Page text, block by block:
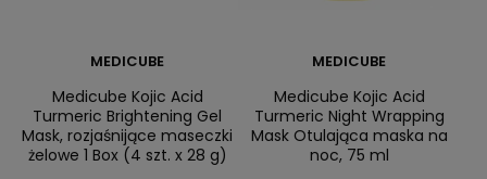
MEDICUBE
Medicube Kojic Acid
Turmeric Brightening Gel
Mask, rozjaśnijące maseczki
żelowe 1 Box (4 szt. x 28 g)
MEDICUBE
Medicube Kojic Acid
Turmeric Night Wrapping
Mask Otulająca maska na
noc, 75 ml